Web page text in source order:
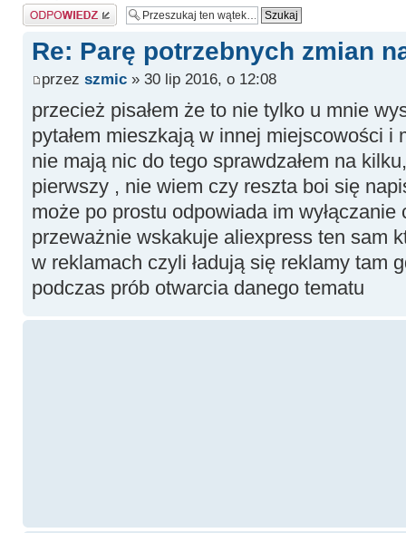
Odpowiedz
Re: Parę potrzebnych zmian
przez szmic» 30 lip 2016, o 12:08
przecież pisałem że to nie tylko u mnie
pytałem mieszkają w innej miejscowości i
nie mają nic do tego sprawdzałem na
pierwszy , nie wiem czy reszta boi się
może po prostu odpowiada im wyłączanie
przeważnie wskakuje aliexpress ten sam
w reklamach czyli ładują się reklamy tam
podczas prób otwarcia danego tematu